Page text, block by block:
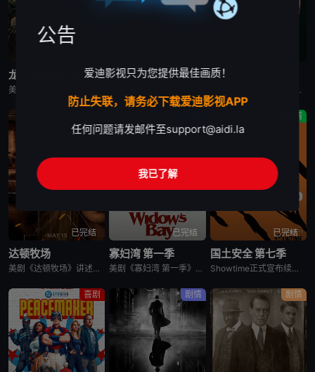
龙之家族 第三季 末日地堡 第三季 星城
美剧《星城》为太空竞赛题材剧《为全人类》的衍生剧，是同一设定下的全新篇章。《星城》将我们带回太空竞赛另类历史重述的关键时刻——苏联成为首个实现载人登月的国家。但这次，我们将从铁幕后方探索这个故事，展现
已完结
达顿牧场
美剧《达顿牧场》讲述了，抛开《黄石》时期经历的阴影，Beth和Rip努力共筑未来，但他们遭遇了残酷的新现实，以及一家不择手段、只为保住自己帝国的无情敌对牧场。在南得克萨斯州，血脉之深远胜于一切，宽恕转
已完结
寡妇湾 第一季
美剧《寡妇湾 第一季》讲述了，新英格兰外海40英里处的寡妇湾，终年被迷雾笼罩。这里流传着百年前的海难传说，所有出海的渔民葬身深海，只留下满岛寡妇与一道血色诅咒。新任市长汤姆·洛夫蒂斯决心振兴衰败的小镇
剧情
已完结
国土安全 第七季
Showtime正式宣布续订《国土安全》第7季。
喜剧 剧情 剧情
公告
爱迪影视只为您提供最佳画质！
防止失联，请务必下载爱迪影视APP
任何问题请发邮件至support@aidi.la
我已了解